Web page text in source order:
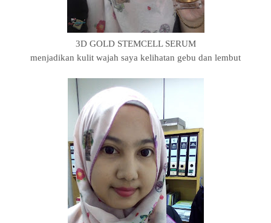
3D GOLD STEMCELL SERUM
menjadikan kulit wajah saya kelihatan gebu dan lembut